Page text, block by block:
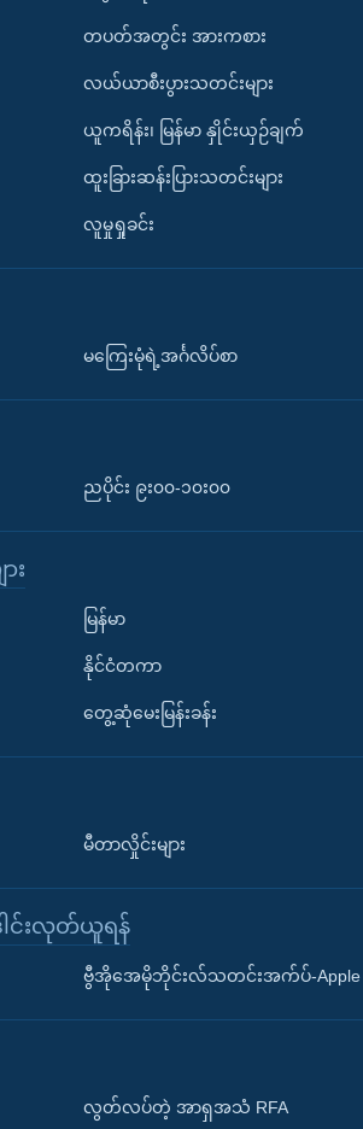
တပတ်အတွင်း အားကစား
လယ်ယာစီးပွားသတင်းများ
ယူကရိန်း၊ မြန်မာ နှိုင်းယှဉ်ချက်
ထူးခြားဆန်းပြားသတင်းများ
လူမှုရှုခင်း
မကြေးမုံရဲ့အင်္ဂလိပ်စာ
ညပိုင်း ၉း၀၀-၁၀း၀၀
း
မြန်မာ
နိုင်ငံတကာ
တွေ့ဆုံမေးမြန်းခန်း
မီတာလှိုင်းများ
င်းလုတ်ယူရန်
ဗွီအိုအေမိုဘိုင်းလ်သတင်းအက်ပ်-Apple
လွတ်လပ်တဲ့ အာရှအသံ RFA